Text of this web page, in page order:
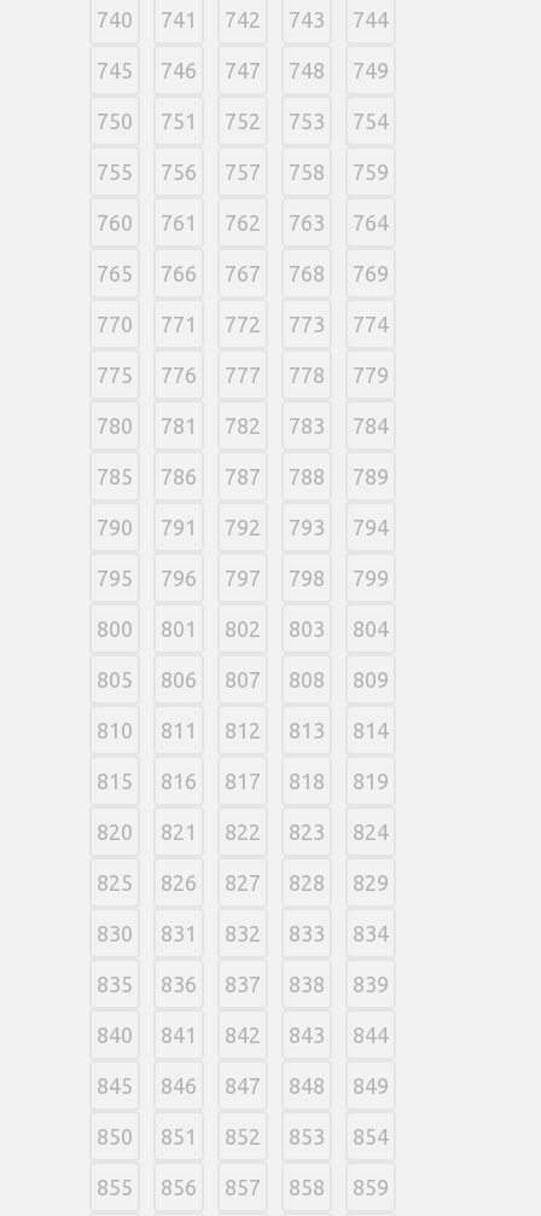
740 741 742 743 744
745 746 747 748 749
750 751 752 753 754
755 756 757 758 759
760 761 762 763 764
765 766 767 768 769
770 771 772 773 774
775 776 777 778 779
780 781 782 783 784
785 786 787 788 789
790 791 792 793 794
795 796 797 798 799
800 801 802 803 804
805 806 807 808 809
810 811 812 813 814
815 816 817 818 819
820 821 822 823 824
825 826 827 828 829
830 831 832 833 834
835 836 837 838 839
840 841 842 843 844
845 846 847 848 849
850 851 852 853 854
855 856 857 858 859